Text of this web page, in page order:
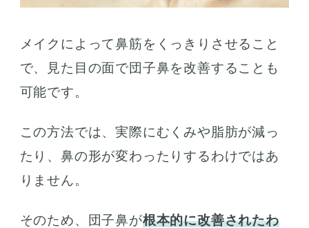
メイクによって鼻筋をくっきりさせること
で、見た目の面で団子鼻を改善することも
可能です。
この方法では、実際にむくみや脂肪が減っ
たり、鼻の形が変わったりするわけではあ
りません。
そのため、団子鼻が根本的に改善されたわ